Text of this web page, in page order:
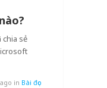
chia sẻ
in Bài đọc